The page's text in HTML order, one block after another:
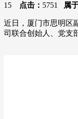
15
点击： 5751 属
近日，厦门市思明区
司联合创始人、党支